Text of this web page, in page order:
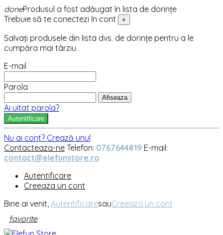
doneProdusul a fost adăugat în lista de dorințe
Trebuie să te conectezi în cont
×
Salvați produsele din lista dvs. de dorințe pentru a le
cumpăra mai târziu.
E-mail
Parola
Afiseaza
Ai uitat parola?
Autentificare
Nu ai cont? Crează unul
Contacteaza-ne Telefon: 0767644819 E-mail:
contact@elefunstore.ro
Autentificare
Creeaza un cont
Bine ai venit, AutentificaresauCreeaza un cont
favorite